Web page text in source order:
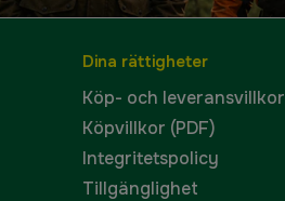
Dina rättigheter
Köp- och leveransvillkor
Köpvillkor (PDF)
Integritetspolicy
Tillgänglighet